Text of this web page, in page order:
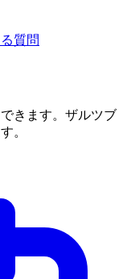
質問
きます。ザルツブ
。